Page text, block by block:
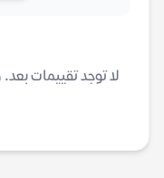
لا توجد تقييمات